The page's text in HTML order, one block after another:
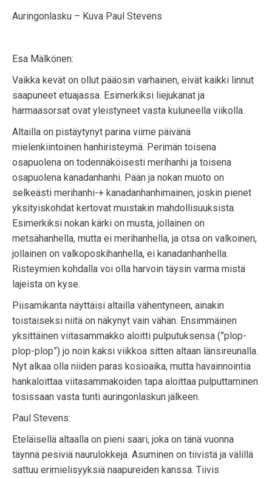
Auringonlasku – Kuva Paul Stevens
Esa Mälkönen:
Vaikka kevät on ollut pääosin varhainen, eivät kaikki linnut
saapuneet etuajassa. Esimerkiksi liejukanat ja
harmaasorsat ovat yleistyneet vasta kuluneella viikolla.
Altailla on pistäytynyt parina viime päivänä
mielenkiintoinen hanhiristeymä. Perimän toisena
osapuolena on todennäköisesti merihanhi ja toisena
osapuolena kanadanhanhi. Pään ja nokan muoto on
selkeästi merihanhi-+ kanadanhanhimainen, joskin pienet
yksityiskohdat kertovat muistakin mahdollisuuksista.
Esimerkiksi nokan kärki on musta, jollainen on
metsähanhella, mutta ei merihanhella, ja otsa on valkoinen,
jollainen on valkoposkihanhella, ei kanadanhanhella.
Risteymien kohdalla voi olla harvoin täysin varma mistä
lajeista on kyse.
Piisamikanta näyttäisi altailla vähentyneen, ainakin
toistaiseksi niitä on näkynyt vain vähän. Ensimmäinen
yksittäinen viitasammakko aloitti pulputuksensa (”plop-
plop-plop”) jo noin kaksi viikkoa sitten altaan länsireunalla.
Nyt alkaa olla niiden paras kosioaika, mutta havainnointia
hankaloittaa viitasammakoiden tapa aloittaa pulputtaminen
tosissaan vasta tunti auringonlaskun jälkeen.
Paul Stevens:
Eteläisellä altaalla on pieni saari, joka on tänä vuonna
täynnä pesiviä naurulokkeja. Asuminen on tiivistä ja välillä
sattuu erimielisyyksiä naapureiden kanssa. Tiivis